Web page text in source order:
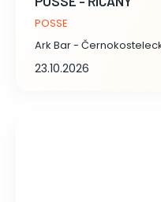
POSSE
Ark Bar -
23.10.2026